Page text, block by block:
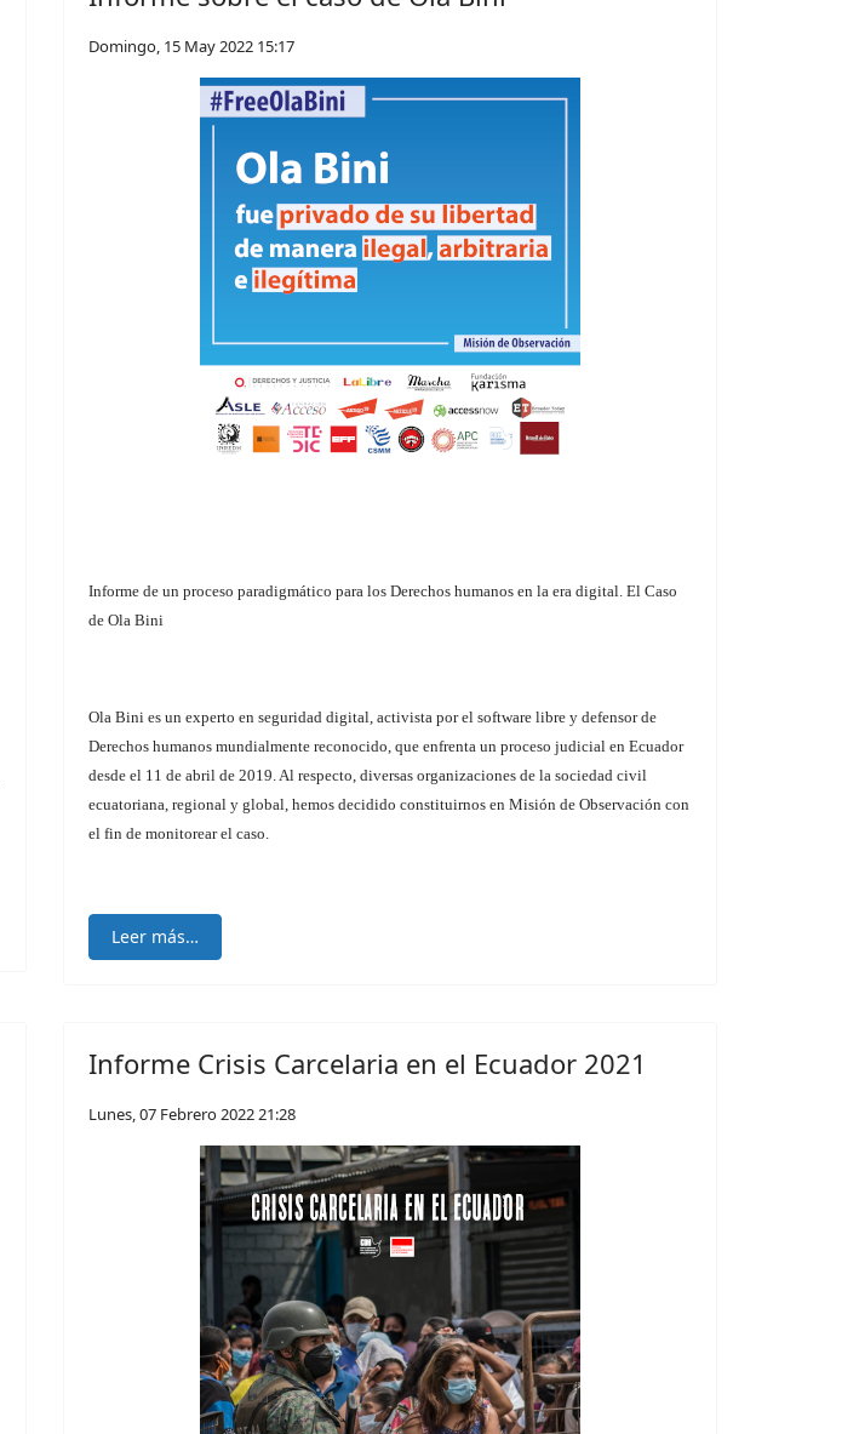
Domingo, 15 May 2022 15:17
Informe de un proceso paradigmático para los Derechos humanos en la era digital. El Caso
de Ola Bini
Ola Bini es un experto en seguridad digital, activista por el software libre y defensor de
Derechos humanos mundialmente reconocido, que enfrenta un proceso judicial en Ecuador
desde el 11 de abril de 2019. Al respecto, diversas organizaciones de la sociedad civil
ecuatoriana, regional y global, hemos decidido constituirnos en Misión de Observación con
el fin de monitorear el caso.
Leer más…
Informe Crisis Carcelaria en el Ecuador 2021
Lunes, 07 Febrero 2022 21:28